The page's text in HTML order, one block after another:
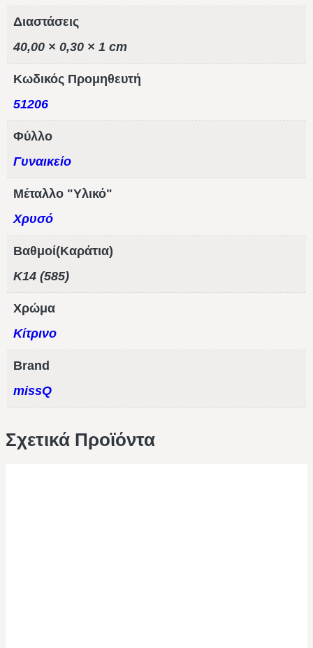
Διαστάσεις
40,00 × 0,30 × 1 cm
Κωδικός Προμηθευτή
51206
Φύλλο
Γυναικείο
Μέταλλο "Υλικό"
Χρυσό
Βαθμοί(Καράτια)
Κ14 (585)
Χρώμα
Κίτρινο
Brand
missQ
Σχετικά Προϊόντα